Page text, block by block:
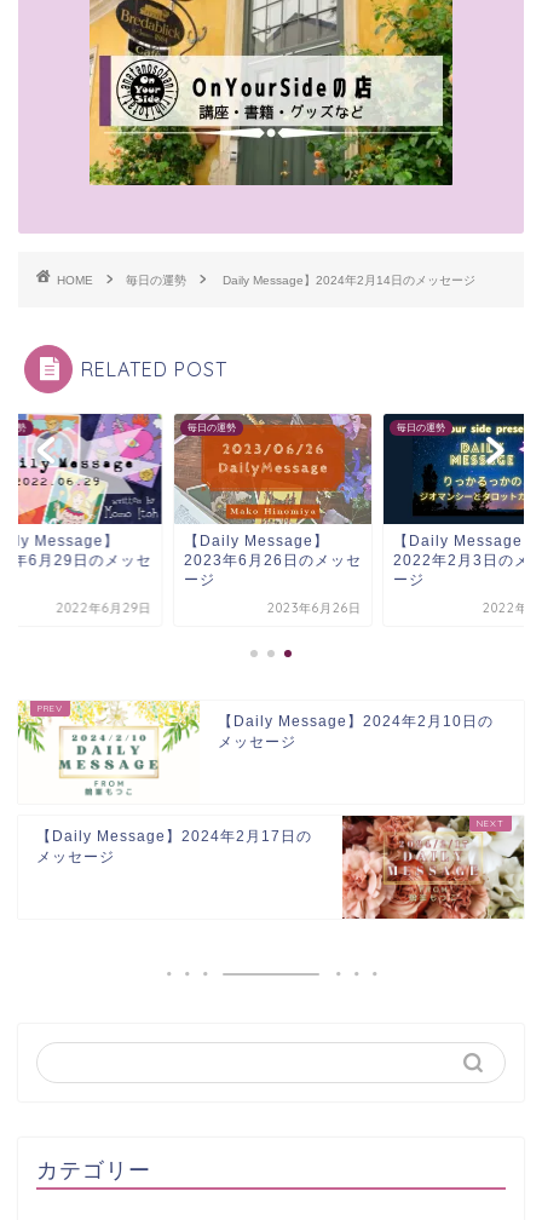
HOME 毎日の運勢 Daily Message】2024年2月14日のメッセージ
RELATED POST
運勢
Message】
年6月29日のメッセ
2022年6月29日
毎日の運勢
【Daily Message】
2023年6月26日のメッセ
ージ
2023年6月26日
毎日の運勢
【Daily Message】
2022年2月3日のメ
ージ
2022年2
【Daily Message】2024年2月10日の
メッセージ
【Daily Message】2024年2月17日の
メッセージ
カテゴリー